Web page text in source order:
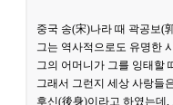
중국 송(宋)나라 때 곽공보(
그는 역사적으로도 유명한
그의 어머니가 그를 잉태할
그래서 그런지 세상 사랑들
후신(後身)이라고 하였는데